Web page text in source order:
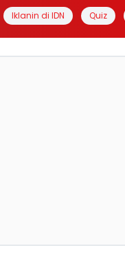
Iklanin di IDN Quiz